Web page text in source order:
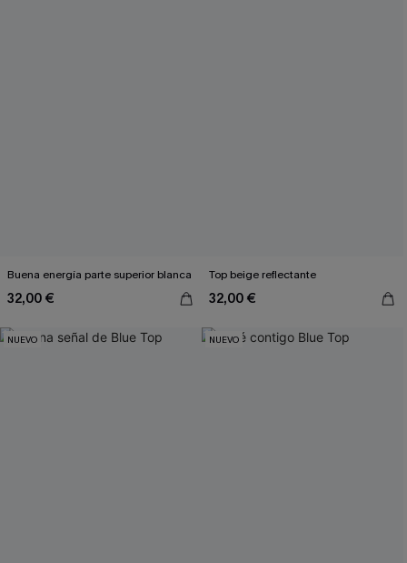
Buena energía parte superior blanca
32,00 €
Top beige reflectante
32,00 €
NUEVO NUEVO